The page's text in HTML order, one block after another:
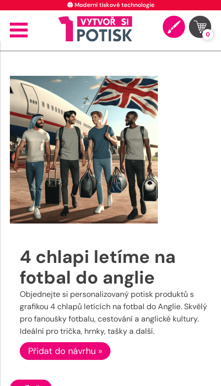
🖨️ Moderní tiskové technologie
0
4 chlapi letíme na
fotbal do anglie
Objednejte si personalizovaný potisk produktů s
grafikou 4 chlapů letících na fotbal do Anglie. Skvělý
pro fanoušky fotbalu, cestování a anglické kultury.
Ideální pro trička, hrnky, tašky a další.
Přidat do návrhu »